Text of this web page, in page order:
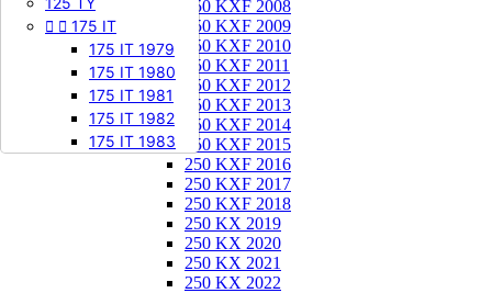
  175 IT
175 IT 1979
175 IT 1980
175 IT 1981
175 IT 1982
175 IT 1983
250 KXF 2008
250 KXF 2009
250 KXF 2010
250 KXF 2011
250 KXF 2012
250 KXF 2013
250 KXF 2014
250 KXF 2015
250 KXF 2016
250 KXF 2017
250 KXF 2018
250 KX 2019
250 KX 2020
250 KX 2021
250 KX 2022